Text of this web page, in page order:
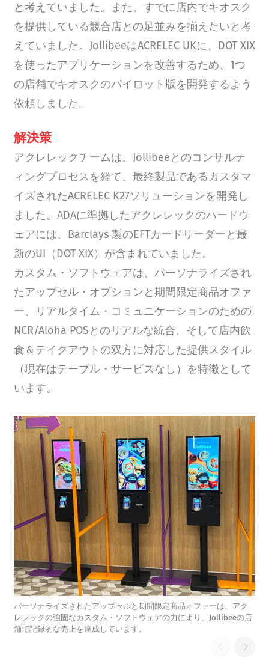
と考えていました。また、すでに店内でキオスク
を提供している競合店との足並みを揃えたいと考
えていました。JollibeeはACRELEC UKに、DOT XIX
を使ったアプリケーションを改善するため、1つ
の店舗でキオスクのパイロット版を開発するよう
依頼しました。
解決策
アクレレックチームは、Jollibeeとのコンサルテ
ィングプロセスを経て、最終製品であるカスタマ
イズされたACRELEC K27ソリューションを開発し
ました。ADAに準拠したアクレレックのハードウ
ェアには、Barclays 製のEFTカードリーダーと最
新のUI（DOT XIX）が含まれていました。
カスタム・ソフトウェアは、パーソナライズされ
たアップセル・オプションと期間限定商品オファ
ー、リアルタイム・コミュニケーションのための
NCR/Aloha POSとのリアルな統合、そして店内飲
食＆テイクアウトの双方に対応した提供スタイル
（現在はテーブル・サービスなし）を特徴として
います。
パーソナライズされたアップセルと期間限定商品オファーは、アク
レレックの強固なカスタム・ソフトウェアの力により、Jollibeeの店
舗で記録的な売上を達成しています。